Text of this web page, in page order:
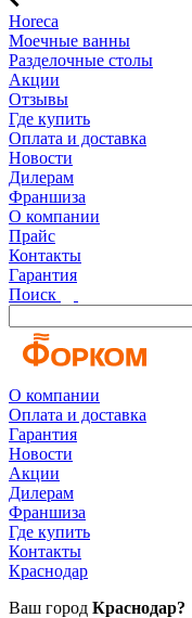
Horeca
Моечные ванны
Разделочные столы
Акции
Отзывы
Где купить
Оплата и доставка
Новости
Дилерам
Франшиза
О компании
Прайс
Контакты
Гарантия
Поиск
О компании
Оплата и доставка
Гарантия
Новости
Акции
Дилерам
Франшиза
Где купить
Контакты
Краснодар
Ваш город Краснодар?